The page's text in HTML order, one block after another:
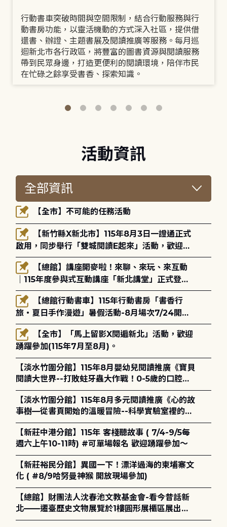
行動書車突破時間與空間限制，結合行動服務與行
動書房功能，以靈活機動的方式深入社區，提供借
還書、辦證、主題書展及閱讀推廣等服務。每月巡
迴新北市各行政區，將豐富的圖書資源與閱讀服務
帶到民眾身邊，打造更便利的閱讀環境，陪伴市民
在忙碌之餘享受書香、探索知識。
活動資訊
【全市】不可能的任務活動
啟用，同步舉行「雙城閱讀E起來」活動，歡迎踴
躍參加(115年8月3日至10月4日)。
｜115年度參與式互動講座「新北講堂」正式登
場！
旅・夏日手作漫遊」暑假活動-8月場次7/24開始
報名
踴躍參加(115年7月至8月)。
【淡水竹圍分館】115年8月嬰幼兒閱讀推廣《寶貝
閱讀大世界--打敗蛀牙蟲大作戰！0-5歲的口腔照
護全攻略》
【淡水竹圍分館】115年8月多元閱讀推廣《心的故
事樹—從書頁開始的溫暖冒險--科學實驗室裡的放
電章魚》
【新莊中港分館】115年 客棧聽故事 ( 7/4-9/5每
週六上午10-11時) #可單場報名 歡迎踴躍參加～
【新莊裕民分館】異國一下！漂洋過海的柬埔寨文
化 ( #8/9哈努曼神猴 開放現場參加)
【總館】財團法人沈春池文教基金會-看今昔話新
北——遷臺歷史文物展覽於1樓圓形展櫃區展出，
歡迎一同觀展！